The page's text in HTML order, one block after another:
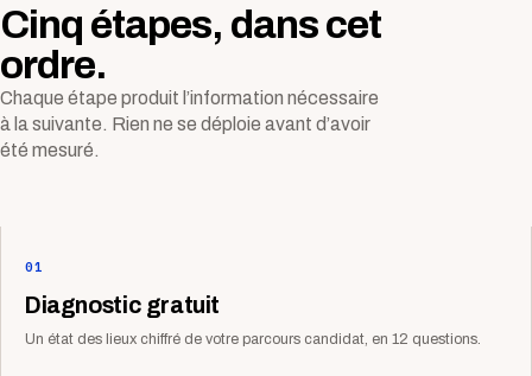
Cinq étapes, dans cet
ordre.
Chaque étape produit l’information nécessaire
à la suivante. Rien ne se déploie avant d’avoir
été mesuré.
01
Diagnostic gratuit
Un état des lieux chiffré de votre parcours candidat, en 12 questions.